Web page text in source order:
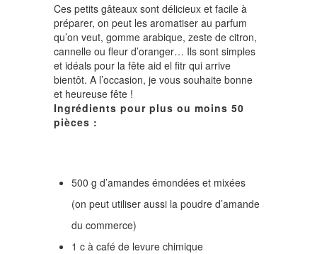
Ces petits gâteaux sont délicieux et facile à
préparer, on peut les aromatiser au parfum
qu’on veut, gomme arabique, zeste de citron,
cannelle ou fleur d’oranger… Ils sont simples
et idéals pour la fête aid el fitr qui arrive
bientôt. A l’occasion, je vous souhaite bonne
et heureuse fête !
Ingrédients pour plus ou moins 50
pièces :
500 g d’amandes émondées et mixées
(on peut utiliser aussi la poudre d’amande
du commerce)
1 c à café de levure chimique